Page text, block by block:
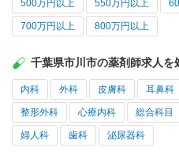
500万円以上 550万円以上
700万円以上 800万円以上
千葉県市川市の薬剤師求人を
内科 外科 皮膚科 耳鼻科
整形外科 心療内科 総合科目
婦人科 歯科 泌尿器科